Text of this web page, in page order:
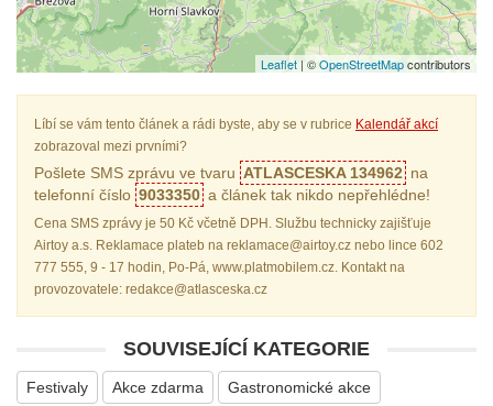
Leaflet | ©OpenStreetMapcontributors
Líbí se vám tento článek a rádi byste, aby se v rubrice Kalendář akcí
zobrazoval mezi prvními?
Pošlete SMS zprávu ve tvaru ATLASCESKA 134962 na
telefonní číslo 9033350 a článek tak nikdo nepřehlédne!
Cena SMS zprávy je 50 Kč včetně DPH. Službu technicky zajišťuje
Airtoy a.s. Reklamace plateb na reklamace@airtoy.cz nebo lince 602
777 555, 9 - 17 hodin, Po-Pá, www.platmobilem.cz. Kontakt na
provozovatele: redakce@atlasceska.cz
SOUVISEJÍCÍ KATEGORIE
Festivaly Akce zdarma Gastronomické akce